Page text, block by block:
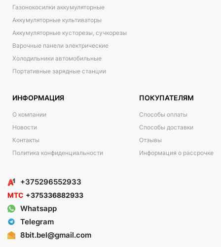
Газонокосилки аккумуляторные
Аккумуляторные культиваторы
Аккумуляторные кусторезы, сучкорезы
Варочные панели электрические
Холодильники автомобильные
Портативные зарядные станции
ИНФОРМАЦИЯ
О компании
Новости
Контакты
Политика конфиденциальности
ПОКУПАТЕЛЯМ
Способы оплаты
Способы доставки
Отзывы
Информация о рассрочке
+375296552933
МТС +375336882933
Whatsapp
Telegram
8bit.bel@gmail.com